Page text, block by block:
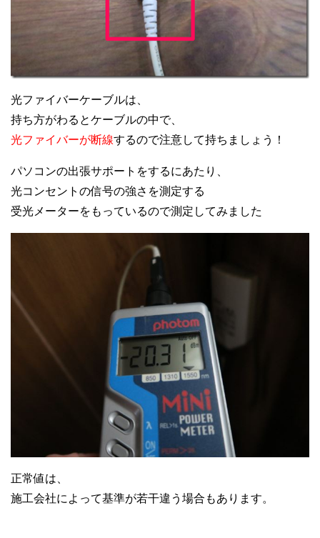
光ファイバーケーブルは、
持ち方がわるとケーブルの中で、
光ファイバーが断線するので注意して持ちましょう！
パソコンの出張サポートをするにあたり、
光コンセントの信号の強さを測定する
受光メーターをもっているので測定してみました
正常値は、
施工会社によって基準が若干違う場合もあります。